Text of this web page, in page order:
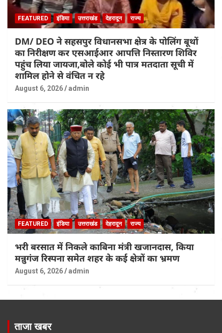
FEATURED इंडिया उत्तराखंड देहरादून राज्य
DM/ DEO ने सहसपुर विधानसभा क्षेत्र के पोलिंग बूथों
का निरीक्षण कर एसआईआर आपत्ति निस्तारण शिविर
पहुंच लिया जायजा,बोले कोई भी पात्र मतदाता सूची में
शामिल होने से वंचित न रहे
August 6, 2026 admin
FEATURED इंडिया उत्तराखंड देहरादून राज्य
भरी बरसात में निकले काबिना मंत्री खजानदास, किया
मन्नुगंज रिस्पना समेत शहर के कई क्षेत्रों का भ्रमण
August 6, 2026 admin
ताजा खबर